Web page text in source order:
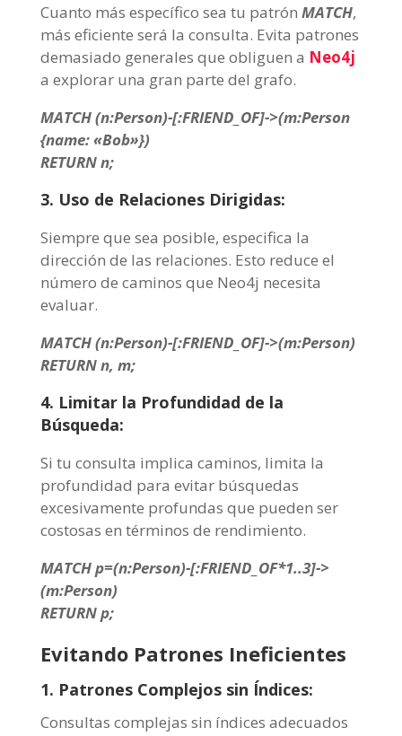
Cuanto más específico sea tu patrón MATCH,
más eficiente será la consulta. Evita patrones
demasiado generales que obliguen a Neo4j
a explorar una gran parte del grafo.
MATCH (n:Person)-[:FRIEND_OF]->(m:Person
{name: «Bob»})
RETURN n;
3. Uso de Relaciones Dirigidas:
Siempre que sea posible, especifica la
dirección de las relaciones. Esto reduce el
número de caminos que Neo4j necesita
evaluar.
MATCH (n:Person)-[:FRIEND_OF]->(m:Person)
RETURN n, m;
4. Limitar la Profundidad de la
Búsqueda:
Si tu consulta implica caminos, limita la
profundidad para evitar búsquedas
excesivamente profundas que pueden ser
costosas en términos de rendimiento.
MATCH p=(n:Person)-[:FRIEND_OF*1..3]->
(m:Person)
RETURN p;
Evitando Patrones Ineficientes
1. Patrones Complejos sin Índices:
Consultas complejas sin índices adecuados